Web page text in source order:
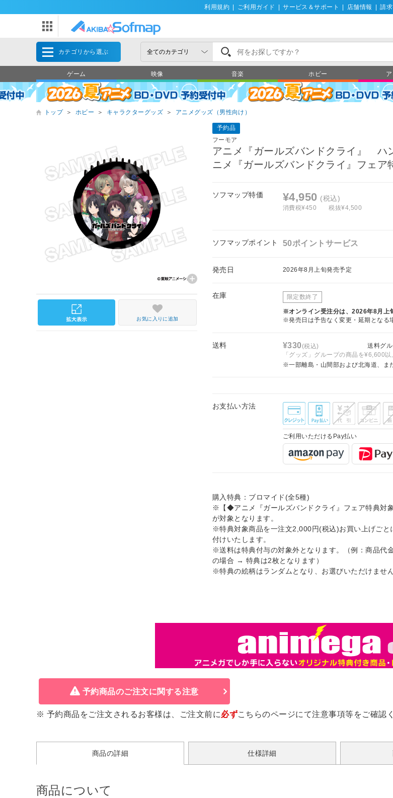
利用規約 ご利用ガイド サービス＆サポート 店舗情報 請
カテゴリから選ぶ
ゲーム 映像 音楽 ホビー
トップ ＞ ホビー ＞ キャラクターグッズ ＞ アニメグッズ（男性向け）
予約品
フーモア
アニメ『ガールズバンドクライ』 ハ
ニメ『ガールズバンドクライ』フェア
ソフマップ特価 ¥4,950 (税込)
消費税¥450 税抜¥4,500
ソフマップポイント 50ポイントサービス
発売日 2026年8月上旬発売予定
在庫 限定数終了
※オンライン受注分は、2026年8月上
※発売日は予告なく変更・延期となる
送料 ¥330(税込) 送料グル
「グッズ」グループの商品を¥6,600
※一部離島・山間部および北海道、ま
お支払い方法
ご利用いただけるPay払い
購入特典：ブロマイド(全5種)
※【◆アニメ『ガールズバンドクライ』フェア特典対
が対象となります。
※特典対象商品を一注文2,000円(税込)お買い上げごと
付けいたします。
※送料は特典付与の対象外となります。（例：商品代
の場合 → 特典は2枚となります）
※特典の絵柄はランダムとなり、お選びいただけません
お気に入りに追加
予約商品のご注文に関する注意
※ 予約商品をご注文されるお客様は、ご注文前に必ずこちらのページにて注意事項等をご確認
商品の詳細 仕様詳細
商品について